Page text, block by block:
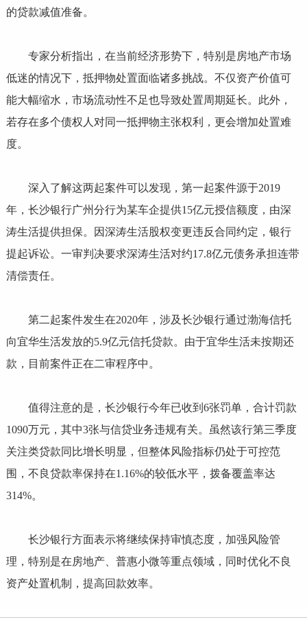
的贷款减值准备。
专家分析指出，在当前经济形势下，特别是房地产市场
低迷的情况下，抵押物处置面临诸多挑战。不仅资产价值可
能大幅缩水，市场流动性不足也导致处置周期延长。此外，
若存在多个债权人对同一抵押物主张权利，更会增加处置难
度。
深入了解这两起案件可以发现，第一起案件源于2019
年，长沙银行广州分行为某车企提供15亿元授信额度，由深
涛生活提供担保。因深涛生活股权变更违反合同约定，银行
提起诉讼。一审判决要求深涛生活对约17.8亿元债务承担连带
清偿责任。
第二起案件发生在2020年，涉及长沙银行通过渤海信托
向宜华生活发放的5.9亿元信托贷款。由于宜华生活未按期还
款，目前案件正在二审程序中。
值得注意的是，长沙银行今年已收到6张罚单，合计罚款
1090万元，其中3张与信贷业务违规有关。虽然该行第三季度
关注类贷款同比增长明显，但整体风险指标仍处于可控范
围，不良贷款率保持在1.16%的较低水平，拨备覆盖率达
314%。
长沙银行方面表示将继续保持审慎态度，加强风险管
理，特别是在房地产、普惠小微等重点领域，同时优化不良
资产处置机制，提高回款效率。